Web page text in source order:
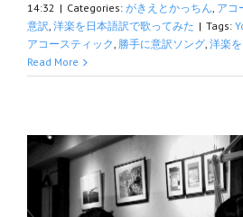
14:32 | Categories: がきえとかっちん, アコ
意訳, 洋楽を日本語訳で歌ってみた | Tags:
アコースティック, 勝手に意訳ソング, 洋楽
Read More